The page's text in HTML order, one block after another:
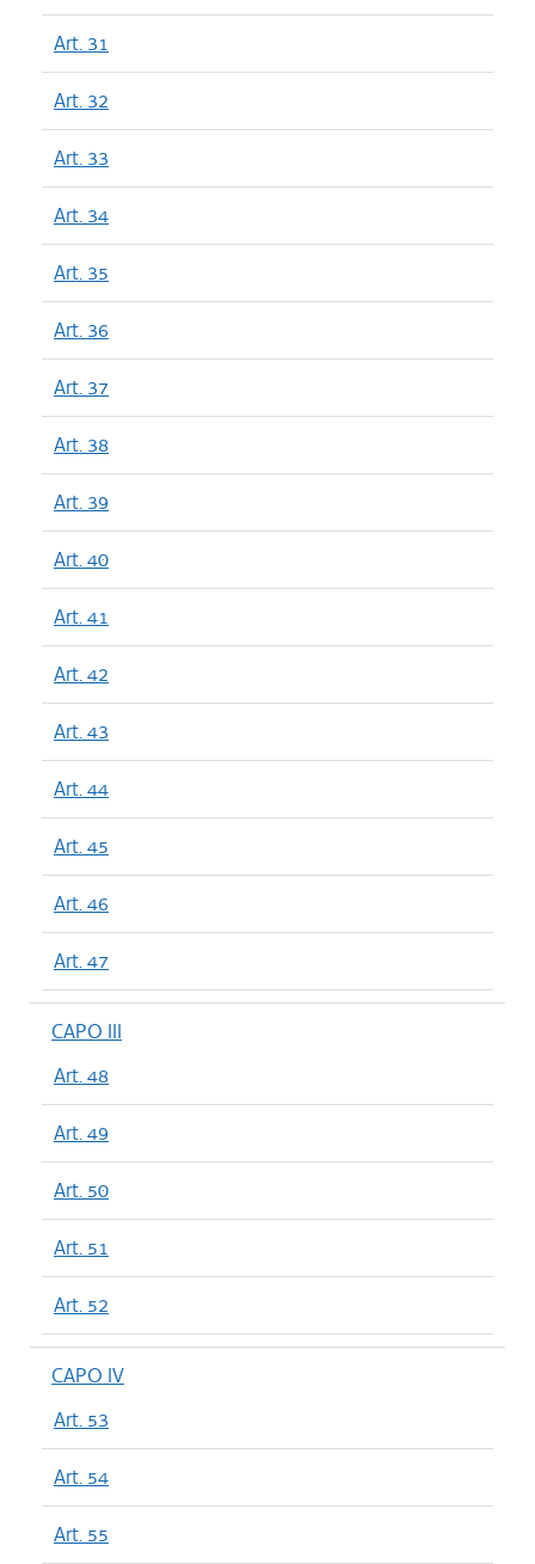
Art. 31
Art. 32
Art. 33
Art. 34
Art. 35
Art. 36
Art. 37
Art. 38
Art. 39
Art. 40
Art. 41
Art. 42
Art. 43
Art. 44
Art. 45
Art. 46
Art. 47
CAPO III
Art. 48
Art. 49
Art. 50
Art. 51
Art. 52
CAPO IV
Art. 53
Art. 54
Art. 55